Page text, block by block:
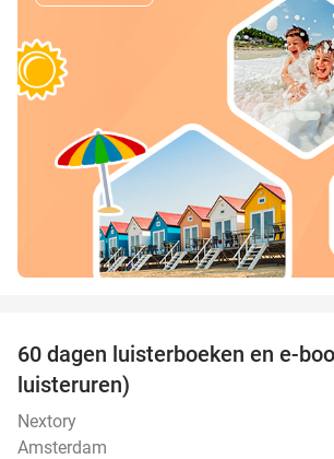
60 dagen luisterboeken en e-
luisteruren)
Nextory
Amsterdam